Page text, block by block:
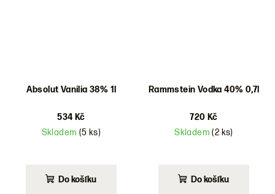
Absolut Vanilia 38% 1l
534 Kč
Skladem (5 ks)
Do košíku
Rammstein Vodka 40% 0,7l
720 Kč
Skladem(2 ks)
Do košíku